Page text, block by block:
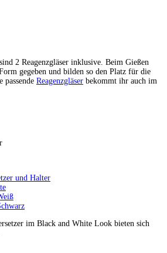
sind 2 Reagenzgläser inklusive. Beim Gießen
gegeben und bilden so den Platz für die
passende Reagenzgläser bekommt ihr auch im
und Halter
im Black and White Look bieten sich